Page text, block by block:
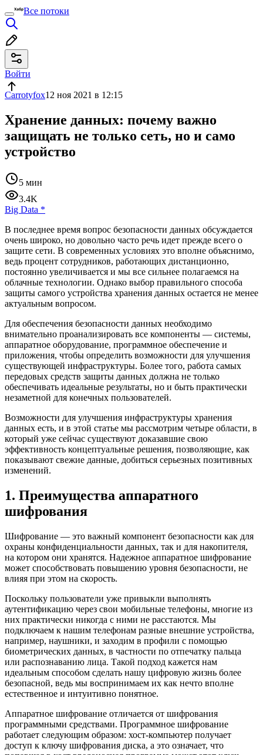
Все потоки
Войти
Carrotyfox12 ноя 2021 в 12:15
Хранение данных: почему важно
защищать не только сеть, но и само
устройство
5 мин
3.4K
Big Data *
В последнее время вопрос безопасности данных обсуждается
очень широко, но довольно часто речь идет прежде всего о
защите сети. В современных условиях это вполне объяснимо,
ведь процент сотрудников, работающих дистанционно,
постоянно увеличивается и мы все сильнее полагаемся на
облачные технологии. Однако выбор правильного способа
защиты самого устройства хранения данных остается не менее
актуальным вопросом.
Для обеспечения безопасности данных необходимо
внимательно проанализировать все компоненты — системы,
аппаратное оборудование, программное обеспечение и
приложения, чтобы определить возможности для улучшения
существующей инфраструктуры. Более того, работа самых
передовых средств защиты данных должна не только
обеспечивать идеальные результаты, но и быть практически
незаметной для конечных пользователей.
Возможности для улучшения инфраструктуры хранения
данных есть, и в этой статье мы рассмотрим четыре области, в
который уже сейчас существуют доказавшие свою
эффективность концептуальные решения, позволяющие, как
показывают свежие данные, добиться серьезных позитивных
изменений.
1. Преимущества аппаратного
шифрования
Шифрование — это важный компонент безопасности как для
охраны конфиденциальности данных, так и для накопителя,
на котором они хранятся. Надежное аппаратное шифрование
может способствовать повышению уровня безопасности, не
влияя при этом на скорость.
Поскольку пользователи уже привыкли выполнять
аутентификацию через свои мобильные телефоны, многие из
них практически никогда с ними не расстаются. Мы
подключаем к нашим телефонам разные внешние устройства,
например, наушники, и заходим в профили с помощью
биометрических данных, в частности по отпечатку пальца
или распознаванию лица. Такой подход кажется нам
идеальным способом сделать нашу цифровую жизнь более
безопасной, ведь мы воспринимаем их как нечто вполне
естественное и интуитивно понятное.
Аппаратное шифрование отличается от шифрования
программными средствами. Программное шифрование
работает следующим образом: хост-компьютер получает
доступ к ключу шифрования диска, а это означает, что